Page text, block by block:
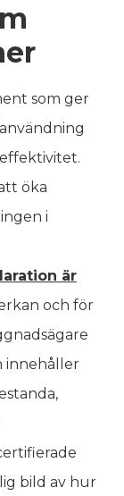
som ger
öka
i
är
och för
innehåller
bild av hur